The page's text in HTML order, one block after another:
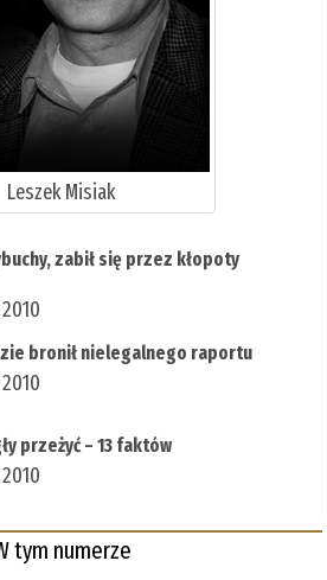
Leszek Misiak
zabił się przez kłopoty
bronił nielegalnego raportu
przeżyć – 13 faktów
tym numerze